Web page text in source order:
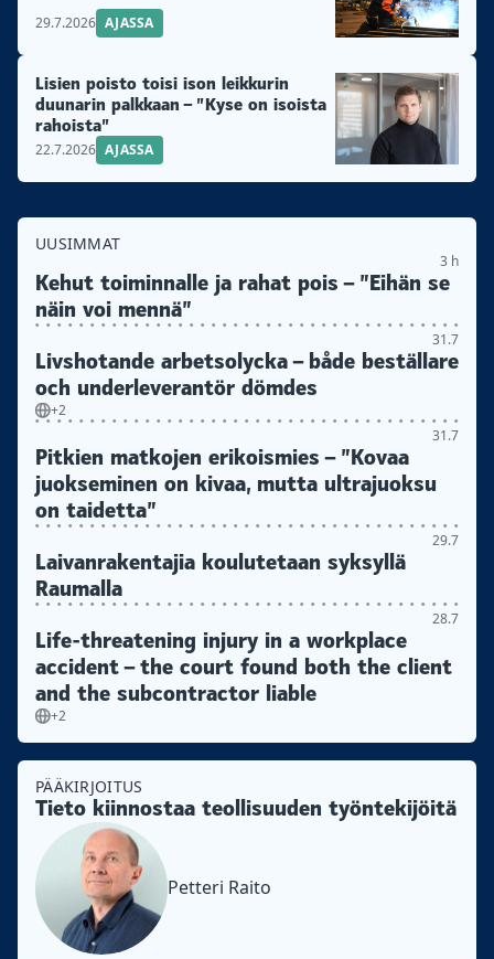
29.7.2026 AJASSA
Lisien poisto toisi ison leikkurin
duunarin palkkaan – ”Kyse on isoista
rahoista”
22.7.2026 AJASSA
UUSIMMAT
3 h
Kehut toiminnalle ja rahat pois – ”Eihän se
näin voi mennä”
31.7
Livshotande arbetsolycka – både beställare
och underleverantör dömdes
+2
31.7
Pitkien matkojen erikoismies – ”Kovaa
juokseminen on kivaa, mutta ultrajuoksu
on taidetta”
29.7
Laivanrakentajia koulutetaan syksyllä
Raumalla
28.7
Life-threatening injury in a workplace
accident – the court found both the client
and the subcontractor liable
+2
PÄÄKIRJOITUS
Tieto kiinnostaa teollisuuden työntekijöitä
Petteri Raito